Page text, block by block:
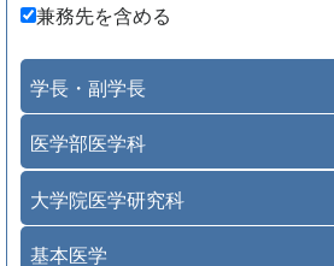
兼務先を含める
学長・副学長
医学部医学科
大学院医学研究科
基本医学